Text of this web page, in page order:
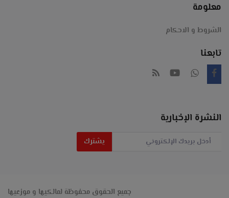
#عد
#نقود
#كشف
#التزوير
#مزور
#ماكينة_عد
معلومة
الشروط و الاحكام
تابعنا
النشرة الإخبارية
يشترك
جميع الحقوق محفوظة لمالكيها و موزعيها